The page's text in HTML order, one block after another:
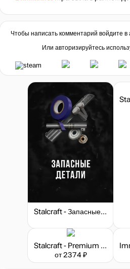
Чтобы написать комментарий войдите в
Или авторизируйтесь
Stalcraft - Запасные детали
Stalcraft - Premium 180 days
от 2374 ₽